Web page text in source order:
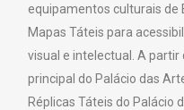
equipamentos culturais de
Mapas Táteis para
visual e intelectual. A partir
principal do Palácio das
Réplicas Táteis do Palácio